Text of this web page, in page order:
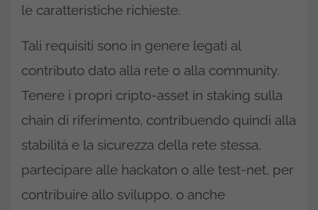
le caratteristiche richieste.
Tali requisiti sono in genere legati al
contributo dato alla rete o alla community.
Tenere i propri cripto-asset in staking sulla
chain di riferimento, contribuendo quindi alla
stabilità e la sicurezza della rete stessa,
partecipare alle hackaton o alle test-net, per
contribuire allo sviluppo, o anche